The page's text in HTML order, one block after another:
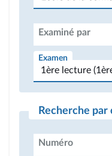
Examiné par
Examen
Recherche
Numéro